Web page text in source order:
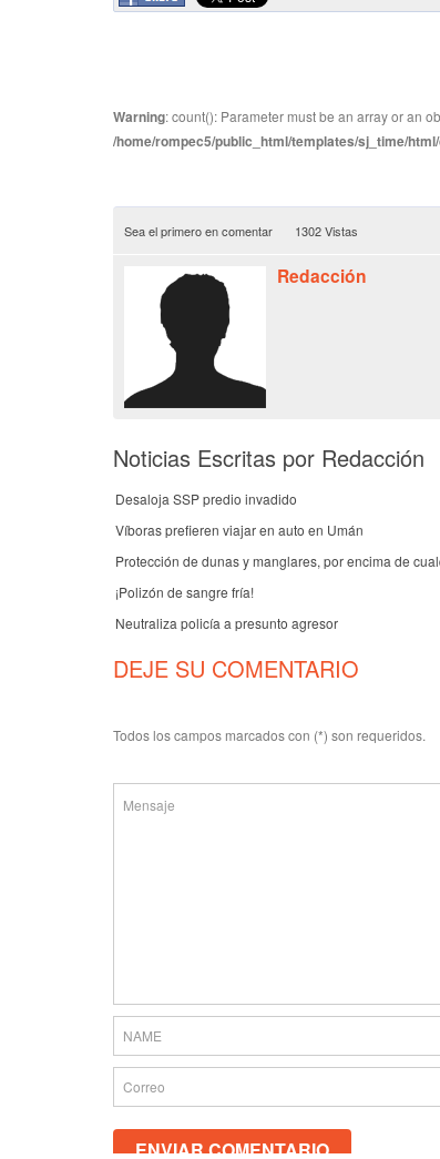
Warning: count(): Parameter must be an array or an
/home/rompec5/public_html/templates/sj_time/
Sea el primero en comentar 1302 Vistas
Redacción
Noticias Escritas por Redacción
Desaloja SSP predio invadido
Víboras prefieren viajar en auto en Umán
Protección de dunas y manglares, por encima de
¡Polizón de sangre fría!
Neutraliza policía a presunto agresor
DEJE SU COMENTARIO
Todos los campos marcados con (*) son requeridos.